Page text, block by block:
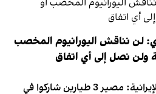
لن نناقش اليورانيوم المخصب
ولن نصل إلى أي اتفاق
مساعد القوة الجوية الإيرانية: مصير 3 طيارين شاركوا في